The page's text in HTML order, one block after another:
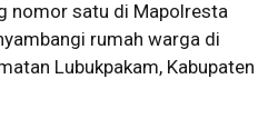
nomor satu di Mapolresta
rumah warga di
Lubukpakam, Kabupaten